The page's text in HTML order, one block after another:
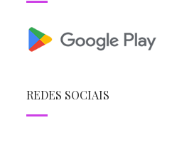
REDES SOCIAIS